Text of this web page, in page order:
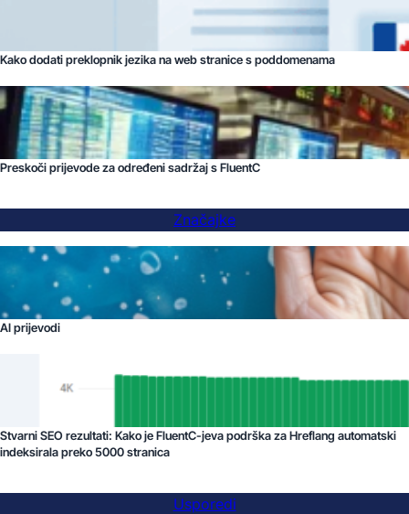
Kako dodati preklopnik jezika na web stranice s poddomenama
Preskoči prijevode za određeni sadržaj s FluentC
Značajke
AI prijevodi
Stvarni SEO rezultati: Kako je FluentC-jeva podrška za Hreflang automatski
indeksirala preko 5000 stranica
Usporedi